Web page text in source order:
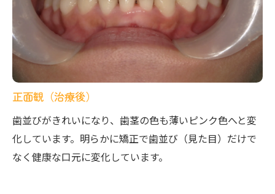
正面観（治療後）
歯並びがきれいになり、歯茎の色も薄いピンク色へと変
化しています。明らかに矯正で歯並び（見た目）だけで
なく健康な口元に変化しています。